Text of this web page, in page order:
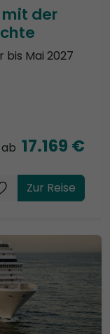
mit der
Mai 2027
ab 17.169 €
Zur Reise